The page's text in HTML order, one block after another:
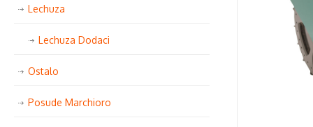
Lechuza
Lechuza Dodaci
Ostalo
Posude Marchioro